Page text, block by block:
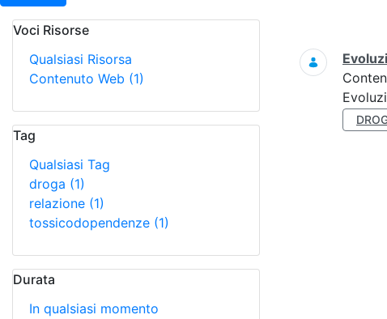
Voci Risorse
Qualsiasi Risorsa
Contenuto Web (1)
Tag
Qualsiasi Tag
droga (1)
relazione (1)
tossicodopendenze (1)
Durata
In qualsiasi momento
Ricerca